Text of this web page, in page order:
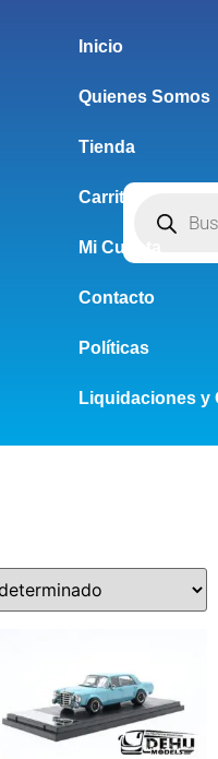
Inicio
Quienes Somos
Tienda
Carrito
Mi Cuenta
Contacto
Políticas
Liquidaciones y